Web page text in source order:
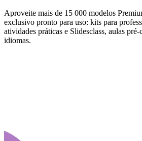
Aproveite mais de 15 000 modelos
exclusivo pronto para uso: kits para
atividades práticas e Slidesclass, aulas
idiomas.